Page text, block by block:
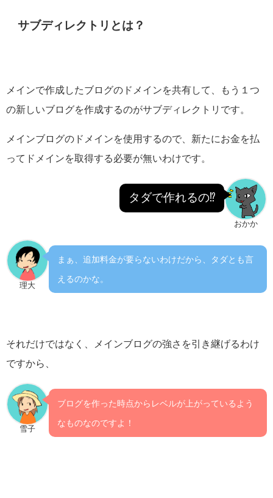
サブディレクトリとは？
メインで作成したブログのドメインを共有して、もう１つ
の新しいブログを作成するのがサブディレクトリです。
メインブログのドメインを使用するので、新たにお金を払
ってドメインを取得する必要が無いわけです。
おかか
タダで作れるの⁉
理大
まぁ、追加料金が要らないわけだから、タダとも言
えるのかな。
それだけではなく、メインブログの強さを引き継げるわけ
ですから、
雪子
ブログを作った時点からレベルが上がっているよう
なものなのですよ！